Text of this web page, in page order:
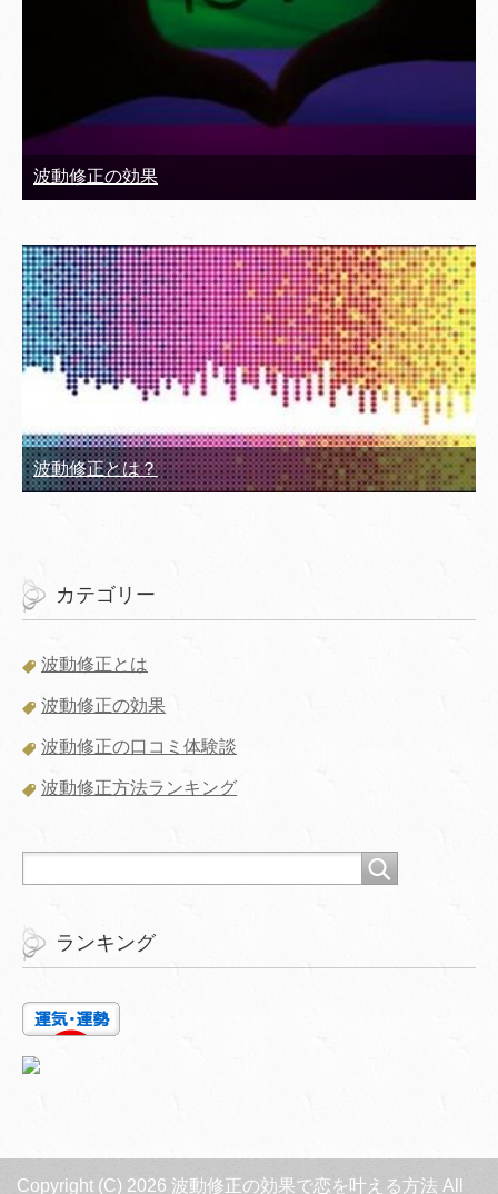
波動修正の効果
波動修正とは？
カテゴリー
波動修正とは
波動修正の効果
波動修正の口コミ体験談
波動修正方法ランキング
ランキング
Copyright (C) 2026 波動修正の効果で恋を叶える方法 All